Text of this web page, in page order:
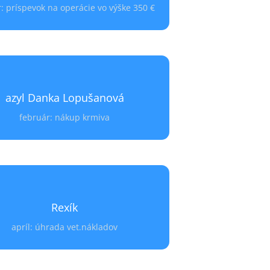
príspevok na operácie vo výške 350 €
Pomoc OZ Psia duša:
pomoc s
azyl Danka Lopušanová
február: nákup krmiva
Lopušanová s rodinou už roky
opateru v rodinnom prostredí.
Pomoc OZ Psia duša:
nákup
Rexík
apríl: úhrada vet.nákladov
OZ Majte psa, obec Sačurov
bol nájdený so zrazenou labkou, celý
sánky. Pravdepodobne pekný